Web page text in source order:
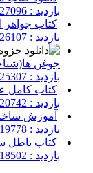
بازدید : 27096
کتاب جواهر
بازدید : 26107
جوغن
بازدید : 25307
کتاب کامل
بازدید : 20742
آموزش
بازدید : 19778
کتاب باطل
بازدید : 18502